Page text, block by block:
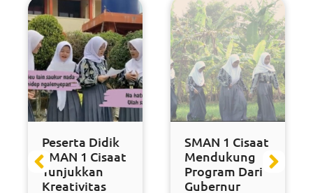
Peserta Didik
SMAN 1 Cisaat
Tunjukkan
Kreativitas
SMAN 1 Cisaat
Mendukung
Program Dari
Gubernur